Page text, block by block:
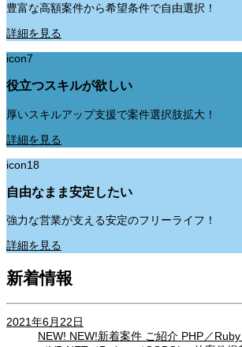
豊富な高額案件から希望条件で自由選択！
詳細を見る
icon7
役立つスキルが欲しい
厚いスキルアップ支援で案件選択肢拡大！
詳細を見る
icon18
自由なまま安定したい
強力な営業が支える安定のフリーライフ！
詳細を見る
新着情報
2021年6月22日
NEW! NEW!新着案件 ご紹介 PHP／